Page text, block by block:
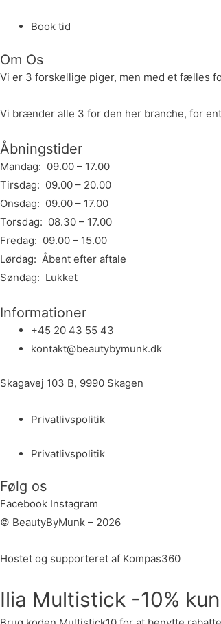
Book tid
Om Os
Vi er 3 forskellige piger, men med et fælles
Vi brænder alle 3 for den her branche, for
Åbningstider
Mandag: 09.00 – 17.00
Tirsdag: 09.00 – 20.00
Onsdag: 09.00 – 17.00
Torsdag: 08.30 – 17.00
Fredag: 09.00 – 15.00
Lørdag: Åbent efter aftale
Søndag: Lukket
Informationer
+45 20 43 55 43
kontakt@beautybymunk.dk
Skagavej 103 B, 9990 Skagen
Privatlivspolitik
Privatlivspolitik
Følg os
Facebook Instagram
© BeautyByMunk – 2026
Hostet og supporteret af Kompas360
Ilia Multistick -10%